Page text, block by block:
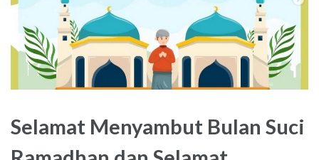
Selamat Menyambut Bulan Suci